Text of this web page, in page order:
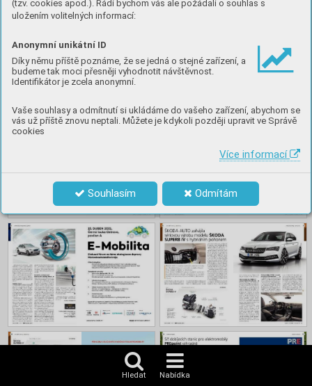
(tzv. cookies apod.). Rádi bychom vás ale požádali o souhlas s
uložením volitelných informací:
Anonymní unikátní ID
Díky němu příště poznáme, že se jedná o stejné zařízení, a
budeme tak moci přesněji vyhodnotit návštěvnost.
Identifikátor je zcela anonymní.
Vaše souhlasy a odmítnutí si ukládáme do vašeho zařízení, abychom se
vás už příště znovu neptali. Můžete je kdykoli později upravit ve Správě
cookies
Více informací
Souhlasím Odmítám
zaměřením na elektromobilitu.
Obsah
Hledat Nabídka